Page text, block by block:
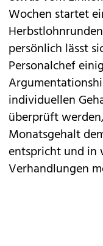
Wochen startet
persönlich lässt
Personalchef
individuellen
überprüft
Monatsgehalt
entspricht und in
Verhandlungen